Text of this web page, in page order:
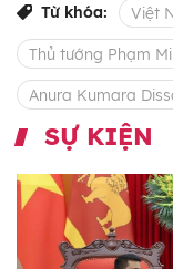
Từ khóa: Việt
Thủ tướng Phạm
Anura Kumara
SỰ KIỆN